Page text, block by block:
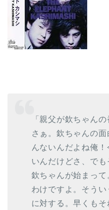
「親父が欽ちゃん
さぁ。欽ちゃんの
んないんだよね俺
いんだけどさ、で
欽ちゃんが始まっ
わけですよ。そう
に対する。早くも